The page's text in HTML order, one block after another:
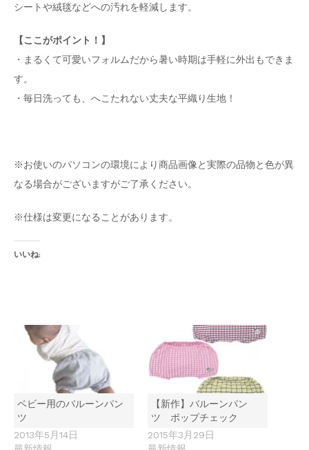
シートや絨毯などへの汚れを軽減します。
【ここがポイント！】
・まるくて可愛いフォルムだから暑い時期は手軽に外出もできま
す。
・毎日洗っても、へこたれない丈夫な平織り生地！
※お使いのパソコンの環境により商品画像と実際の品物と色が異
なる場合がございますがご了承ください。
※仕様は変更になることがあります。
いいね:
ベビー用のバルーンパン
ツ
2013年5月14日
【新作】バルーンパン
ツ ポップチェック
2015年3月29日